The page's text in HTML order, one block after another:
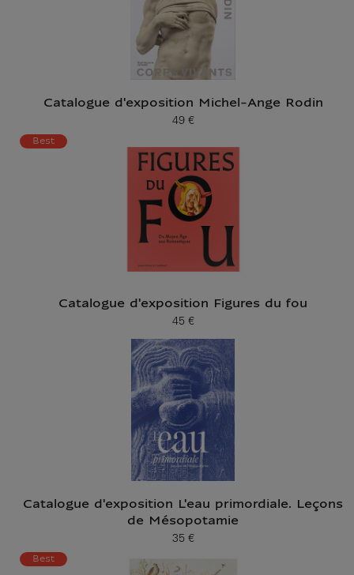
Catalogue d'exposition Michel-Ange Rodin
Prix ​​actuel
49 €
Best
Catalogue d'exposition Figures du fou
Prix ​​actuel
45 €
Catalogue d'exposition L'eau primordiale. Leçons
de Mésopotamie
Prix ​​actuel
35 €
Best